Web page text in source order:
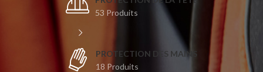
53 Produits
PROTECTION DES MAINS
18 Produits